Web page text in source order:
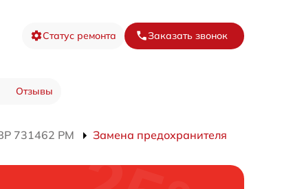
Статус ремонта Заказать звонок
Отзывы
731462 PM Замена предохранителя